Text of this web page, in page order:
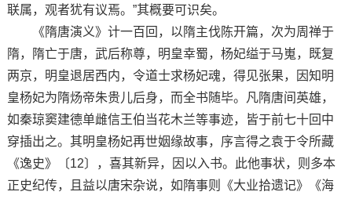
联属，观者犹有议焉。”其概要可识矣。
《隋唐演义》计一百回，以隋主伐陈开篇，次为周禅于
隋，隋亡于唐，武后称尊，明皇幸蜀，杨妃缢于马嵬，既复
两京，明皇退居西内，令道士求杨妃魂，得见张果，因知明
皇杨妃为隋炀帝朱贵儿后身，而全书随毕。凡隋唐间英雄，
如秦琼窦建德单雌信王伯当花木兰等事迹，皆于前七十回中
穿插出之。其明皇杨妃再世姻缘故事，序言得之袁于令所藏
《逸史》〔12〕，喜其新异，因以入书。此他事状，则多本
正史纪传，且益以唐宋杂说，如隋事则《大业拾遗记》《海